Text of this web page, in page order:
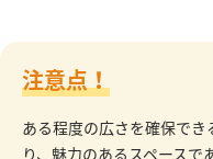
注意点！
ある程度の広さを確保で
り、魅力のあるスペースで